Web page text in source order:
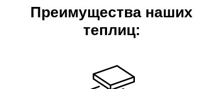
Преимущества наших
теплиц: